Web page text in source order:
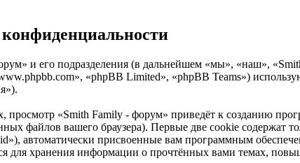
и его подразделения (в дальнейшем «мы», «наш»,
«phpBB Limited», «phpBB Teams»)
«Smith Family - форум» приведёт к созданию
файлов вашего браузера). Первые две cookie содержат
автоматически присвоенные вам программным
для хранения информации о прочтённых вами темах,